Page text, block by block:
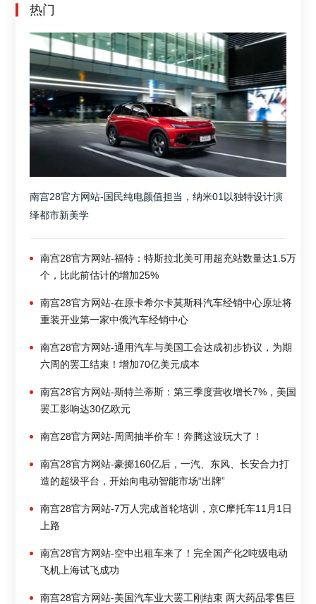
热门
南宫28官方网站-国民纯电颜值担当，纳米01以独特设计演
绎都市新美学
南宫28官方网站-福特：特斯拉北美可用超充站数量达1.5万
个，比此前估计的增加25%
南宫28官方网站-在原卡希尔卡莫斯科汽车经销中心原址将
重装开业第一家中俄汽车经销中心
南宫28官方网站-通用汽车与美国工会达成初步协议，为期
六周的罢工结束！增加70亿美元成本
南宫28官方网站-斯特兰蒂斯：第三季度营收增长7%，美国
罢工影响达30亿欧元
南宫28官方网站-周周抽半价车！奔腾这波玩大了！
南宫28官方网站-豪掷160亿后，一汽、东风、长安合力打
造的超级平台，开始向电动智能市场“出牌”
南宫28官方网站-7万人完成首轮培训，京C摩托车11月1日
上路
南宫28官方网站-空中出租车来了！完全国产化2吨级电动
飞机上海试飞成功
南宫28官方网站-美国汽车业大罢工刚结束 两大药品零售巨